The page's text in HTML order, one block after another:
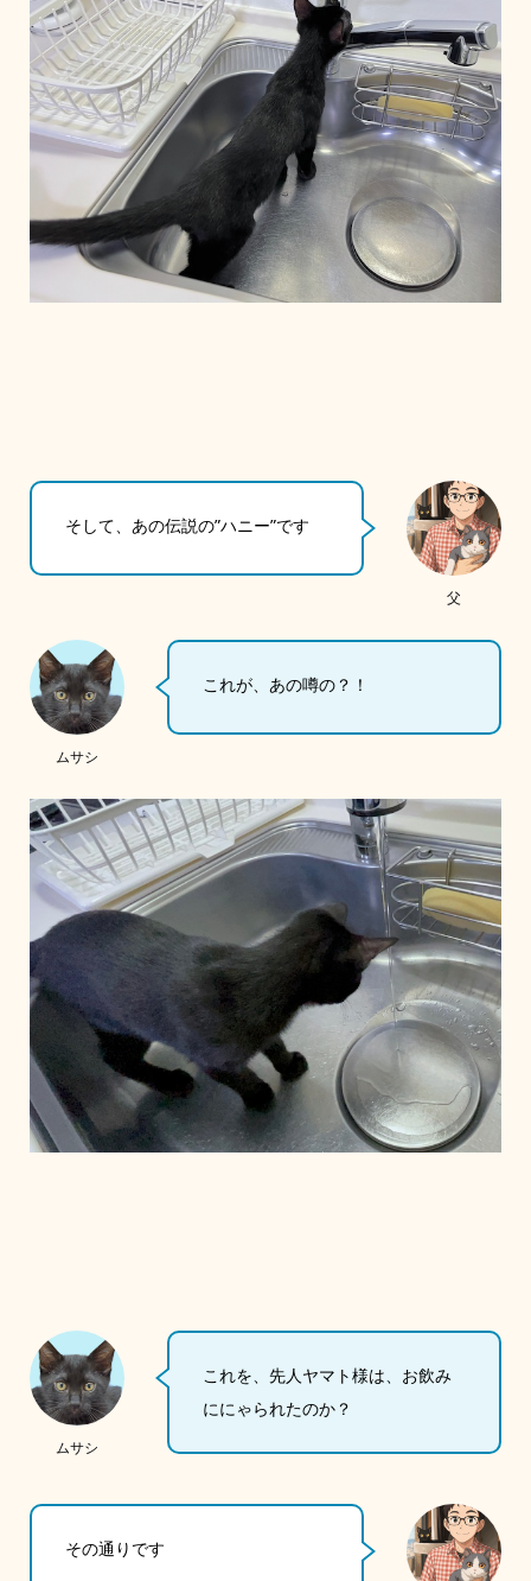
父
そして、あの伝説の”ハニー”です
ムサシ
これが、あの噂の？！
ムサシ
これを、先人ヤマト様は、お飲み
ににゃられたのか？
その通りです